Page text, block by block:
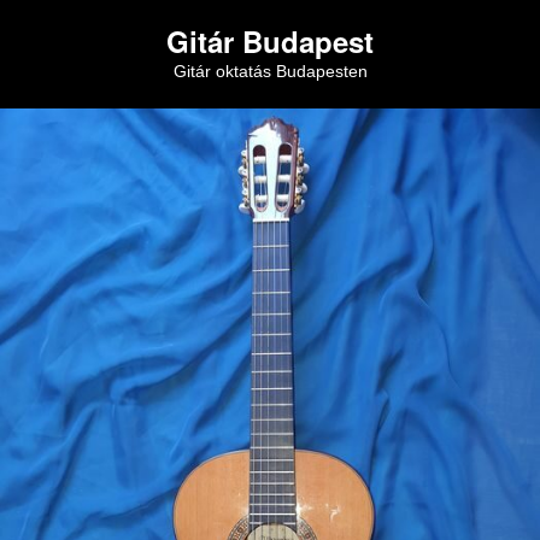
Gitár Budapest
Gitár oktatás Budapesten